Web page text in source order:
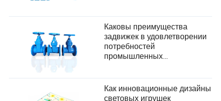
Каковы преимущества
задвижек в удовлетворении
потребностей
промышленных
Как инновационные дизайны
световых игрушек